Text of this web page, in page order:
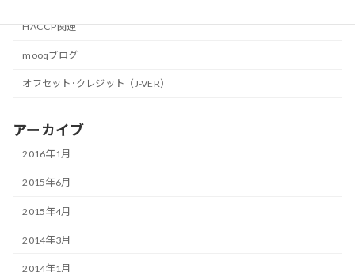
HACCP関連
mooqブログ
オフセット･クレジット（J-VER）
アーカイブ
2016年1月
2015年6月
2015年4月
2014年3月
2014年1月